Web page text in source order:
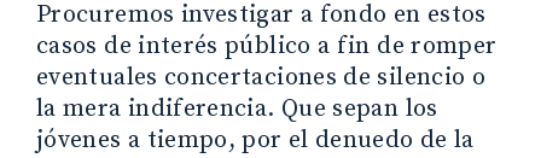
Procuremos investigar a fondo en estos
casos de interés público a fin de romper
eventuales concertaciones de silencio o
la mera indiferencia. Que sepan los
jóvenes a tiempo, por el denuedo de la